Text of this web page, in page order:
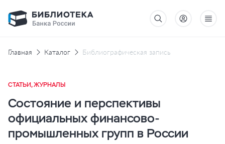
Главная Каталог Библиографическая запись
СТАТЬИ, ЖУРНАЛЫ
Состояние и перспективы
официальных финансово-
промышленных групп в России